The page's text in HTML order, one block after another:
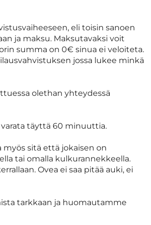
eli toisin sanoen
ja maksu. Maksutavaksi voit
summa on 0€ sinua ei veloiteta.
jossa lukee minkä
olethan yhteydessä
varata täyttä 60 minuuttia.
myös sitä että jokaisen on
tai omalla kulkurannekkeella.
Ovea ei saa pitää auki, ei
tarkkaan ja huomautamme